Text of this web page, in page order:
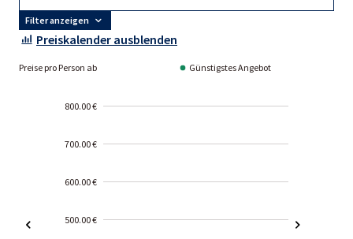
Filter anzeigen
Preiskalender ausblenden
Preise pro Person ab Günstigstes Angebot
800.00 €
700.00 €
600.00 €
500.00 €